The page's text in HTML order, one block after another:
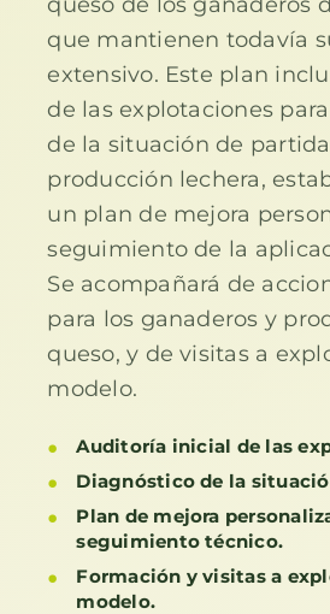
que mantienen todavía
extensivo. Este plan
de las explotaciones
de la situación de
producción lechera,
un plan de mejora
seguimiento de la
Se acompañará de
para los ganaderos y
queso, y de visitas a
modelo.
Auditoría inicial de las
Diagnóstico de la
Plan de mejora
seguimiento técnico.
Formación y visitas a
modelo.